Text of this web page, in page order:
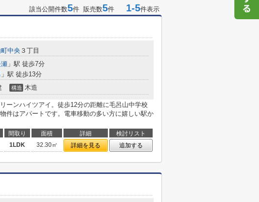
該当公開件数5件 販売数5件 1-5件表示
中央 ３丁目
」駅 徒歩7分
」駅 徒歩13分
構造 木造
ーンハイツアイ。徒歩12分の距離に毛呂山中学校
件はアパートです。電車移動の多い方に嬉しい駅か
間取り 面積 詳細
検討リスト
1LDK 32.30㎡ 詳細を見る 追加する